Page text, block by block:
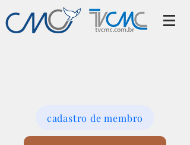
cadastro de membro